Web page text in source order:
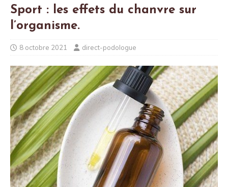
Sport : les effets du chanvre sur
l’organisme.
8 octobre 2021 direct-podologue